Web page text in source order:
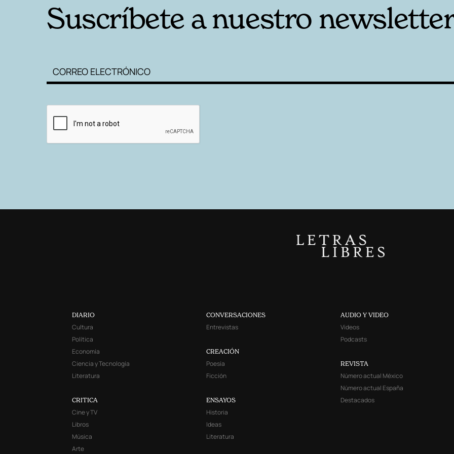
Suscríbete a nuestro
DIARIO
Cultura
Política
Economía
Ciencia y Tecnología
Literatura
CRITICA
Cine y TV
Libros
Música
Arte
CONVERSACIONES
Entrevistas
CREACIÓN
Poesía
Ficción
ENSAYOS
Historia
Ideas
Literatura
AUDIO Y VIDEO
Videos
Podcasts
REVISTA
Número actual México
Número actual España
Destacados